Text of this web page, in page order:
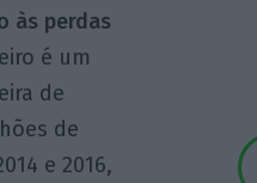
às perdas
é um
de
de
e 2016,